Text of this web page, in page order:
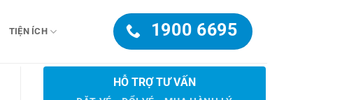
TIỆN ÍCH 1900 6695
HỖ TRỢ TƯ VẤN